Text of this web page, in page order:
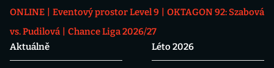
ONLINE
Eventový prostor Level 9
OKTAGON 92: Szabová
vs. Pudilová
Chance Liga 2026/27
Aktuálně
Léto 2026